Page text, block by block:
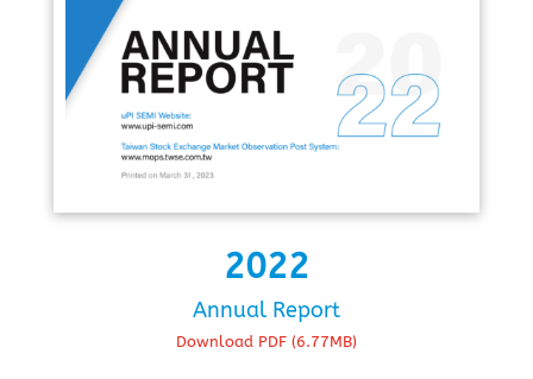
2022
Annual Report
Download PDF (6.77MB)